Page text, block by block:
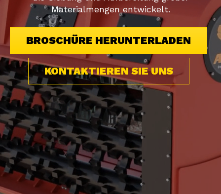
Materialmengen entwickelt.
BROSCHÜRE HERUNTERLADEN
KONTAKTIEREN SIE UNS